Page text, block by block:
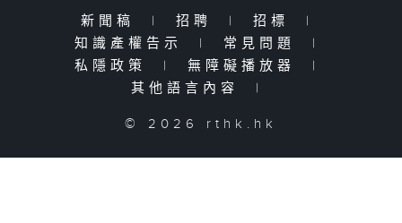
新聞稿 | 招聘 | 招標
|
知識產權告示
| 常見問題
|
私隱政策
| 無障礙播放器
|
其他語言內容
|
© 2026 rthk.hk